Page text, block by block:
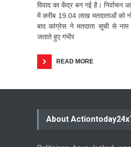
विवाद का केंद्र बन गई है। निर्वाचन
में करीब 19.04 लाख मतदाताओं को
बाद कांग्रेस ने मतदाता सूची से
जताते हुए गंभीर
READ MORE
About